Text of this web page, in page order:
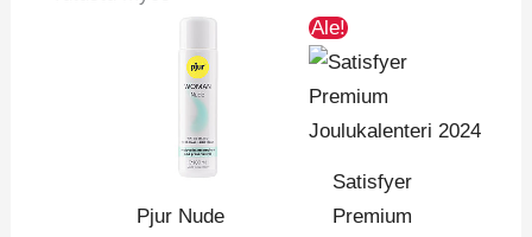
Pjur Nude
Ale!
Satisfyer
Premium
Alkuperäinen
hinta
oli:
199,90€.
hinta
139,90€.